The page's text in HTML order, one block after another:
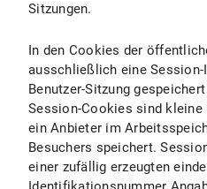
Sitzungen.
In den Cookies der
ausschließlich eine
Benutzer-Sitzung
Session-Cookies sind
ein Anbieter im
Besuchers speichert.
einer zufällig erzeugten